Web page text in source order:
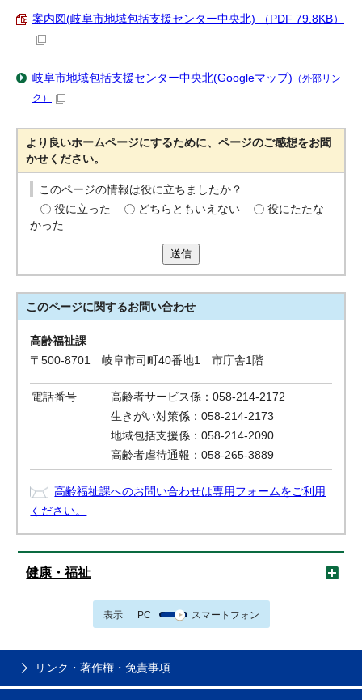
案内図(岐阜市地域包括支援センター中央北) （PDF 79.8KB）
岐阜市地域包括支援センター中央北(Googleマップ) （外部リン
ク）
より良いホームページにするために、ページのご感想をお聞
かせください。
このページの情報は役に立ちましたか？
役に立った
どちらともいえない
役にたたな
かった
送信
このページに関するお問い合わせ
高齢福祉課
〒500-8701 岐阜市司町40番地1 市庁舎1階
電話番号
高齢者サービス係：058-214-2172
生きがい対策係：058-214-2173
地域包括支援係：058-214-2090
高齢者虐待通報：058-265-3889
高齢福祉課へのお問い合わせは専用フォームをご利用
ください。
健康・福祉
表示 PC スマートフォン
リンク・著作権・免責事項